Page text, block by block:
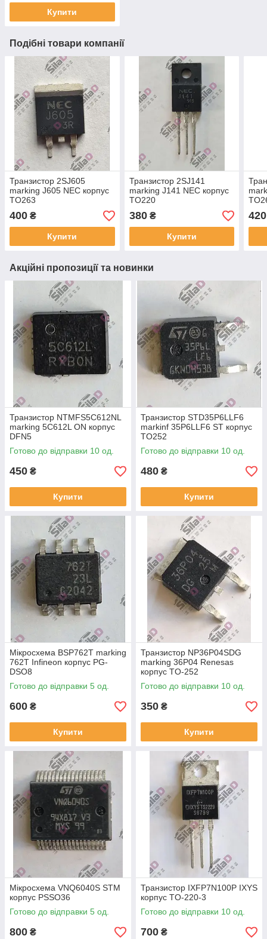
Купити
Подібні товари компанії
Транзистор 2SJ605
marking J605 NEC корпус
TO263
400 ₴
Купити
Транзистор 2SJ141
marking J141 NEC корпус
TO220
380₴
Купити
420
Акційні пропозиції та новинки
Транзистор NTMFS5C612NL
marking 5C612L ON корпус
DFN5
Готово до відправки 10 од.
450 ₴
Купити
Транзистор STD35P6LLF6
markinf 35P6LLF6 ST корпус
TO252
Готово до відправки 10 од.
480 ₴
Купити
Мікросхема BSP762T marking
762T Infineon корпус PG-
DSO8
Готово до відправки 5 од.
600 ₴
Купити
Транзистор NP36P04SDG
marking 36P04 Renesas
корпус TO-252
Готово до відправки 10 од.
350 ₴
Купити
Мікросхема VNQ6040S STM
корпус PSSO36
Готово до відправки 5 од.
800 ₴
Транзистор IXFP7N100P IXYS
корпус TO-220-3
Готово до відправки 10 од.
700 ₴